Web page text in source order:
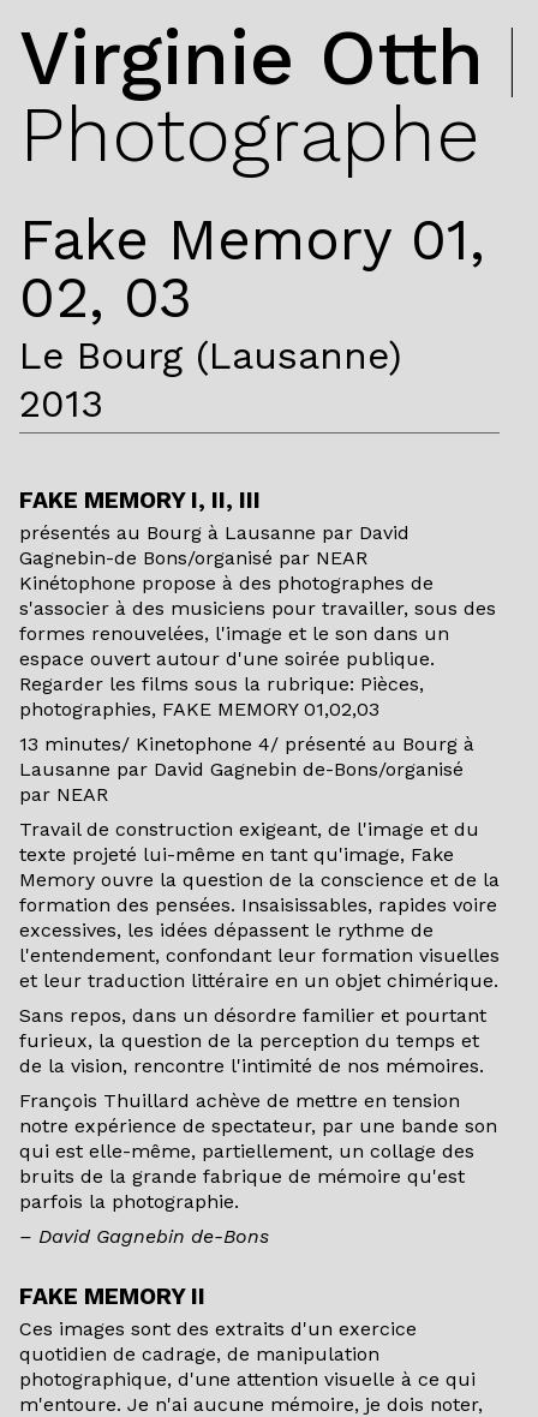
Virginie Otth |
Photographe
Fake Memory 01,
02, 03
Le Bourg (Lausanne)
2013
FAKE MEMORY I, II, III
présentés au Bourg à Lausanne par David
Gagnebin-de Bons/organisé par NEAR
Kinétophone propose à des photographes de
s'associer à des musiciens pour travailler, sous des
formes renouvelées, l'image et le son dans un
espace ouvert autour d'une soirée publique.
Regarder les films sous la rubrique: Pièces,
photographies, FAKE MEMORY 01,02,03
13 minutes/ Kinetophone 4/ présenté au Bourg à
Lausanne par David Gagnebin de-Bons/organisé
par NEAR
Travail de construction exigeant, de l'image et du
texte projeté lui-même en tant qu'image, Fake
Memory ouvre la question de la conscience et de la
formation des pensées. Insaisissables, rapides voire
excessives, les idées dépassent le rythme de
l'entendement, confondant leur formation visuelles
et leur traduction littéraire en un objet chimérique.
Sans repos, dans un désordre familier et pourtant
furieux, la question de la perception du temps et
de la vision, rencontre l'intimité de nos mémoires.
François Thuillard achève de mettre en tension
notre expérience de spectateur, par une bande son
qui est elle-même, partiellement, un collage des
bruits de la grande fabrique de mémoire qu'est
parfois la photographie.
– David Gagnebin de-Bons
FAKE MEMORY II
Ces images sont des extraits d'un exercice
quotidien de cadrage, de manipulation
photographique, d'une attention visuelle à ce qui
m'entoure. Je n'ai aucune mémoire, je dois noter,